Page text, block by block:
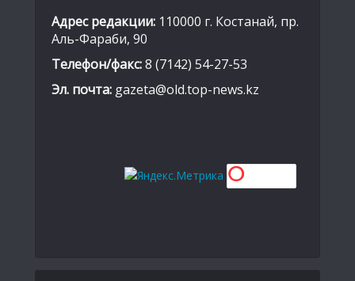
Адрес редакции: 110000 г. Костанай, пр.
Аль-Фараби, 90
Телефон/факс:8 (7142) 54-27-53
Эл. почта: gazeta@old.top-news.kz